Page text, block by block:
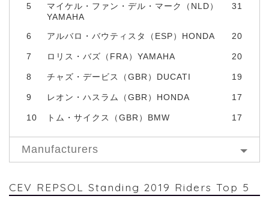
5
マイケル・ファン・デル・マーク（NLD）
YAMAHA
31
6 アルバロ・バウティスタ（ESP）HONDA 20
7 ロリス・バズ（FRA）YAMAHA 20
8 チャズ・デービス（GBR）DUCATI 19
9 レオン・ハスラム（GBR）HONDA 17
10 トム・サイクス（GBR）BMW 17
Manufacturers
CEV REPSOL Standing 2019 Riders Top 5